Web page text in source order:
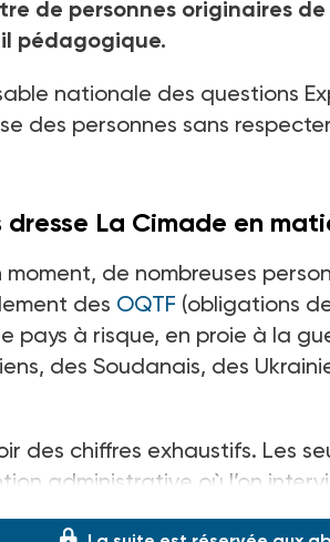
de personnes originaires
pédagogique.
nationale des questions
des personnes sans
La Cimade en
moment, de nombreuses
des OQTF (obligations
pays à risque, en proie à la
des Soudanais, des
des chiffres exhaustifs. Les
administrative où l’on